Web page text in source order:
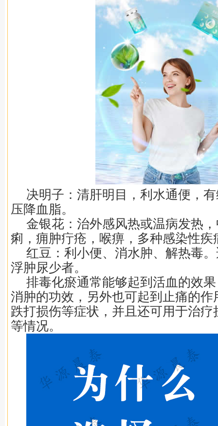
决明子：清肝明目，利水通便，
压降血脂。
金银花：治外感风热或温病发热
痢，痈肿疔疮，喉痹，多种感染性疾
红豆：利小便、消水肿、解热毒
浮肿尿少者。
排毒化瘀通常能够起到活血的效
消肿的功效，另外也可起到止痛的作
跌打损伤等症状，并且还可用于治
等情况。